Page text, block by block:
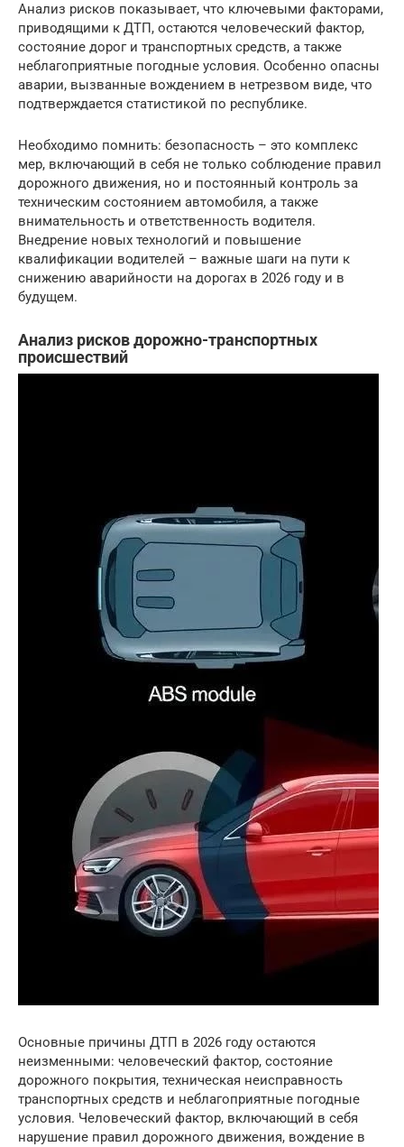
Анализ рисков показывает, что ключевыми факторами,
приводящими к ДТП, остаются человеческий фактор,
состояние дорог и транспортных средств, а также
неблагоприятные погодные условия. Особенно опасны
аварии, вызванные вождением в нетрезвом виде, что
подтверждается статистикой по республике.
Необходимо помнить: безопасность – это комплекс
мер, включающий в себя не только соблюдение правил
дорожного движения, но и постоянный контроль за
техническим состоянием автомобиля, а также
внимательность и ответственность водителя.
Внедрение новых технологий и повышение
квалификации водителей – важные шаги на пути к
снижению аварийности на дорогах в 2026 году и в
будущем.
Анализ рисков дорожно-транспортных
происшествий
Основные причины ДТП в 2026 году остаются
неизменными: человеческий фактор, состояние
дорожного покрытия, техническая неисправность
транспортных средств и неблагоприятные погодные
условия. Человеческий фактор, включающий в себя
нарушение правил дорожного движения, вождение в